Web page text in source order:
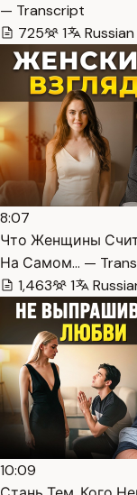
— Transcript
725
1 Russian
8:07
Что Женщины
На Самом… —
1,463
1
10:09